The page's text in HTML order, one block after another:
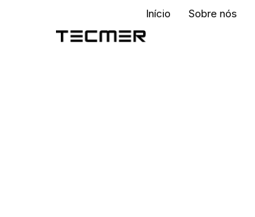
Início Sobre nós